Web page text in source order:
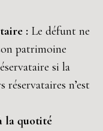
: Le défunt ne
patrimoine
si la
n’est
la quotité